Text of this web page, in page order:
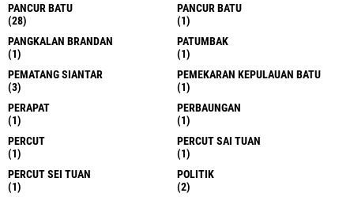
PANCUR BATU
(28)
PANCUR BATU
(1)
PANGKALAN BRANDAN
(1)
PATUMBAK
(1)
PEMATANG SIANTAR
(3)
PEMEKARAN KEPULAUAN BATU
(1)
PERAPAT
(1)
PERBAUNGAN
(1)
PERCUT
(1)
PERCUT SAI TUAN
(1)
PERCUT SEI TUAN
(1)
POLITIK
(2)